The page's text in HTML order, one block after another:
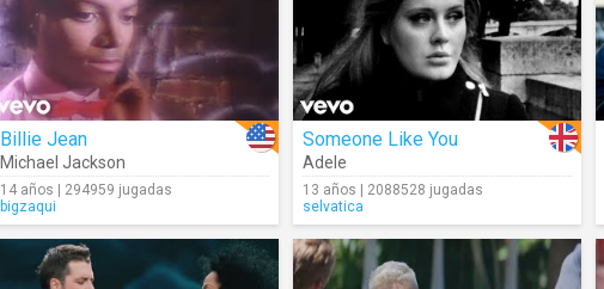
Billie Jean
Michael Jackson
14 años | 294959 jugadas
bigzaqui
Someone Like You
Adele
13 años | 2088528 jugadas
selvatica